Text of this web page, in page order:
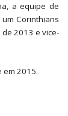
a equipe de
Corinthians
2013 e vice-
em 2015.